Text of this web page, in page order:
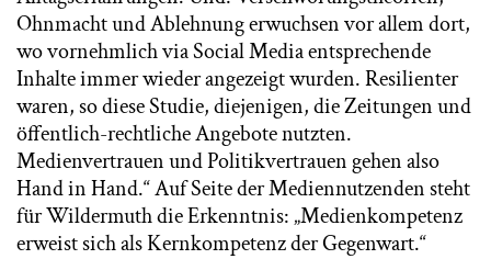
Ohnmacht und Ablehnung erwuchsen vor allem dort,
wo vornehmlich via Social Media entsprechende
Inhalte immer wieder angezeigt wurden. Resilienter
waren, so diese Studie, diejenigen, die Zeitungen und
öffentlich-rechtliche Angebote nutzten.
Medienvertrauen und Politikvertrauen gehen also
Hand in Hand.“ Auf Seite der Mediennutzenden steht
für Wildermuth die Erkenntnis: „Medienkompetenz
erweist sich als Kernkompetenz der Gegenwart.“